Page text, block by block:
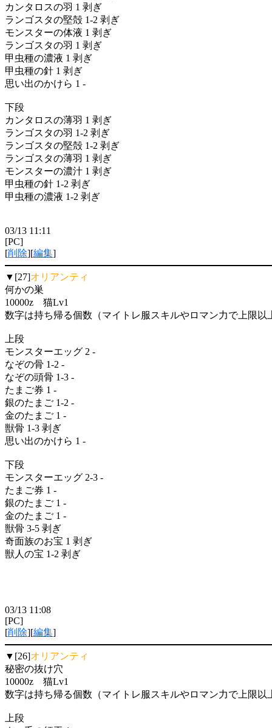
カンタロスの羽 1 剥ぎ
ランゴスタの堅殻 1-2 剥ぎ
モンスターの体液 1 剥ぎ
ランゴスタの羽 1 剥ぎ
甲虫種の濃液 1 剥ぎ
甲虫種の針 1 剥ぎ
思い出のかけら 1 -
下段
カンタロスの薄羽 1 剥ぎ
ランゴスタの羽 1-2 剥ぎ
ランゴスタの堅殻 1-2 剥ぎ
ランゴスタの薄羽 1 剥ぎ
モンスターの濃汁 1 剥ぎ
甲虫種の針 1-2 剥ぎ
甲虫種の濃液 1-2 剥ぎ
03/13 11:11
[PC]
[削除][編集]
▼[27]オリアンティ
何かの巣
10000z 猫Lv1
数字は持ち帰る個数（マイトレ服スキルやロマン力で上限以
上段
モンスターエッグ 2 -
なぞの骨 1-2 -
なぞの頭骨 1-3 -
たまご券 1 -
銀のたまご 1-2 -
金のたまご 1 -
獣骨 1-3 剥ぎ
思い出のかけら 1 -
下段
モンスターエッグ 2-3 -
たまご券 1 -
銀のたまご 1 -
金のたまご 1 -
獣骨 3-5 剥ぎ
奇面族のお宝 1 剥ぎ
獣人の宝 1-2 剥ぎ
03/13 11:08
[PC]
[削除][編集]
▼[26]オリアンティ
秘密の抜け穴
10000z 猫Lv1
数字は持ち帰る個数（マイトレ服スキルやロマン力で上限以
上段